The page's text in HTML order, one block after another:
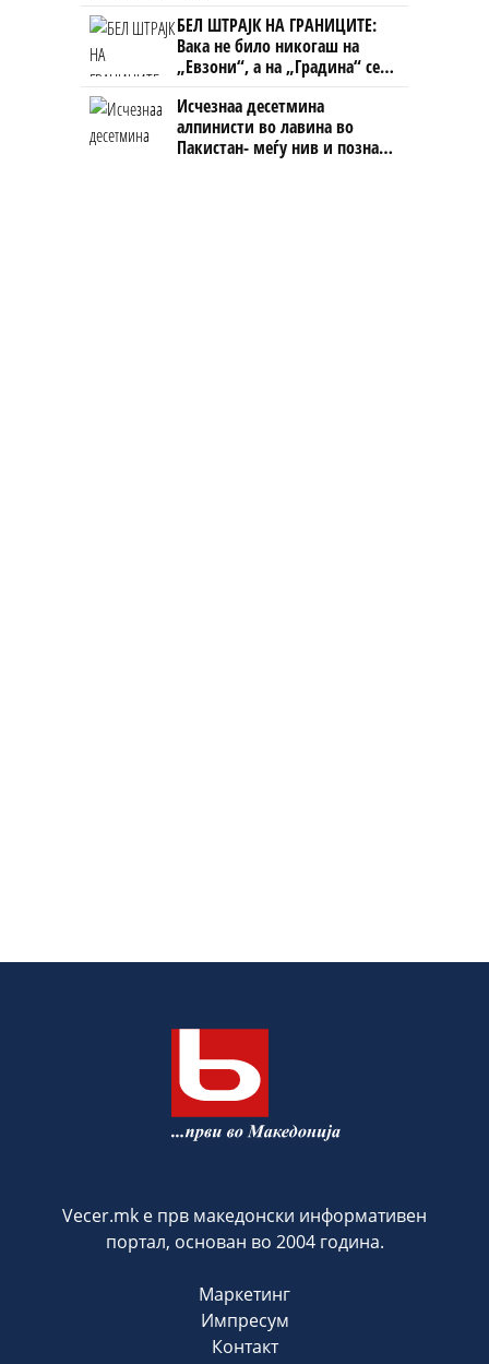
БЕЛ ШТРАЈК НА ГРАНИЦИТЕ:
Вака не било никогаш на
„Евзони“, а на „Градина“ се
чека и пет часа
Исчезнаа десетмина
алпинисти во лавина во
Пакистан- меѓу нив и познат
Vecer.mk е прв македонски информативен
портал, основан во 2004 година.
Маркетинг
Импресум
Контакт